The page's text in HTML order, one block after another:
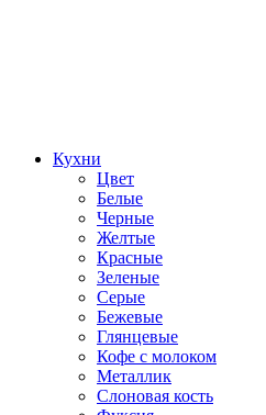
Кухни
Цвет
Белые
Черные
Желтые
Красные
Зеленые
Серые
Бежевые
Глянцевые
Кофе с молоком
Металлик
Слоновая кость